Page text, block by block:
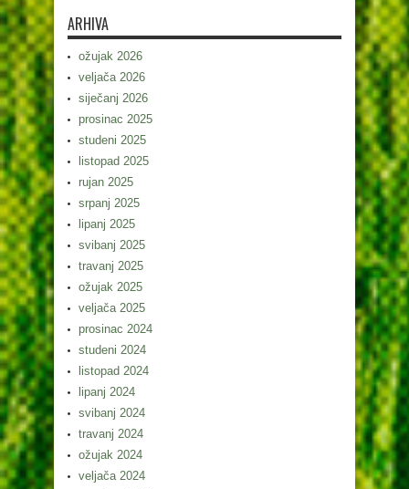
ARHIVA
ožujak 2026
veljača 2026
siječanj 2026
prosinac 2025
studeni 2025
listopad 2025
rujan 2025
srpanj 2025
lipanj 2025
svibanj 2025
travanj 2025
ožujak 2025
veljača 2025
prosinac 2024
studeni 2024
listopad 2024
lipanj 2024
svibanj 2024
travanj 2024
ožujak 2024
veljača 2024